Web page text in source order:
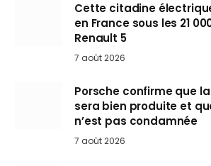
Cette citadine
en France sous les 21
Renault 5
7 août 2026
Porsche confirme que
sera bien produite et
n’est pas condamnée
7 août 2026